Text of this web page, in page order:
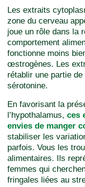
Les extraits
zone du cerveau
joue un rôle dans la
comportement
fonctionne moins
œstrogènes. Les
rétablir une partie
sérotonine.
En favorisant la
l’hypothalamus, ces
envies de manger
stabiliser les
parfois. Vous les
alimentaires. Ils
femmes qui
fringales liées au